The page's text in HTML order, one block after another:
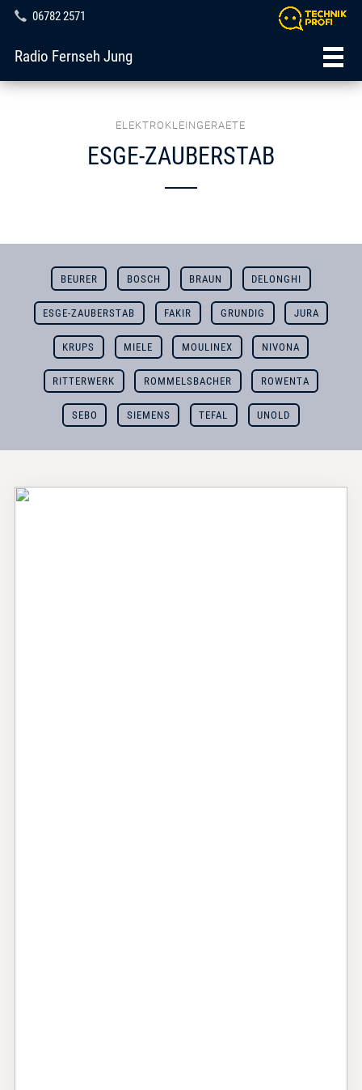
06782 2571
Radio Fernseh Jung
ELEKTROKLEINGERAETE
ESGE-ZAUBERSTAB
BEURER BOSCH BRAUN DELONGHI
ESGE-ZAUBERSTAB FAKIR GRUNDIG JURA
KRUPS MIELE MOULINEX NIVONA
RITTERWERK ROMMELSBACHER ROWENTA
SEBO SIEMENS TEFAL UNOLD